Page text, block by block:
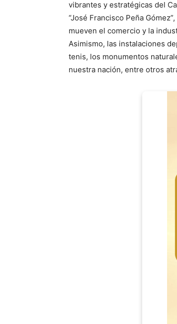
vibrantes y estratégicas del
“José Francisco Peña
mueven el comercio y la
Asimismo, las instalaciones
tenis, los monumentos
nuestra nación, entre otros